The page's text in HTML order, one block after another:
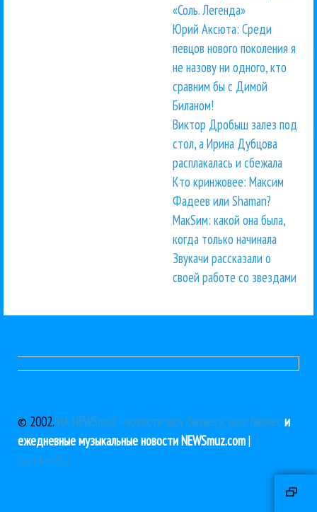
«Соль. Легенда»
Юрий Аксюта: Среди
певцов нового поколения я
не назову ни одного, кто
сравним бы с Димой
Биланом!
Виктор Дробыш залез под
стол, а Ирина Дубцова
расплакалась и сбежала
Кто кринжовее: Максим
Фадеев или Shaman?
МакSим: какой она была,
когда только начинала
Звукачи рассказали о
своей работе со звездами
© 2002. ИА NEWSmuz - новости шоу бизнеса, шоу бизнеси
ежедневные музыкальные новости NEWSmuz.com|
Guruken.Ru